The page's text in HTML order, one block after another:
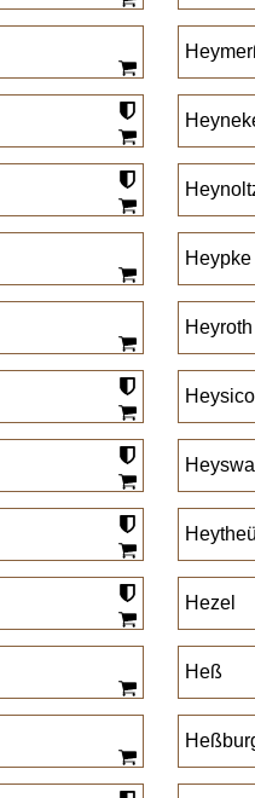
Heypke
Heyroth
Heysico
Hezel
Heß